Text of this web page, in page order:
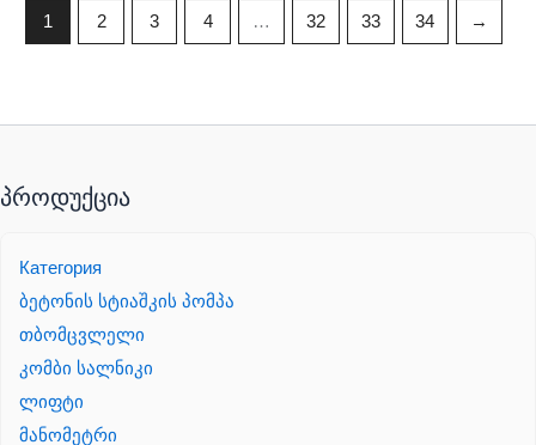
1 2 3 4 … 32 33 34 →
პროდუქცია
Категория
ბეტონის სტიაშკის პომპა
თბომცვლელი
კომბი სალნიკი
ლიფტი
მანომეტრი